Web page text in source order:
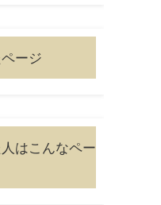
ージ
はこんなペー